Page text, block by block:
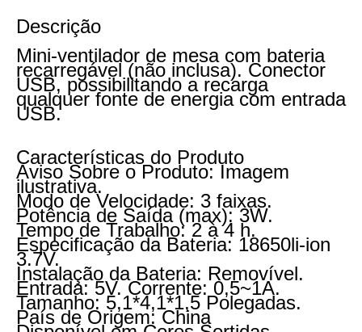
Descrição
Mini-ventilador de mesa com bateria
recarregável (não inclusa). Conector
USB, possibilitando a recarga
qualquer fonte de energia com entrada
USB.
Características do Produto
Aviso Sobre o Produto: Imagem
ilustrativa.
Modo de Velocidade: 3 faixas.
Potência de Saída (max): 3W.
Tempo de Trabalho: 2 à 4 h.
Especificação da Bateria: 18650li-ion
3.7V.
Instalação da Bateria: Removível.
Entrada: 5V. Corrente: 0,5~1A.
Tamanho: 5,1*4,1*1,5 Polegadas.
País de Origem: China